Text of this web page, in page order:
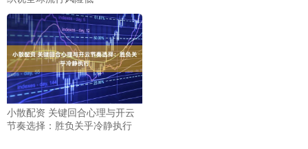
小散配资 关键回合心理与开云
节奏选择：胜负关乎冷静执行